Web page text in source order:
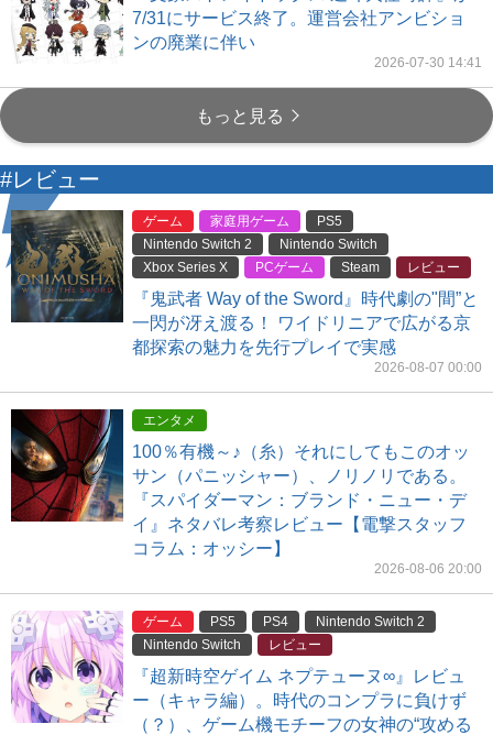
7/31にサービス終了。運営会社アンビショ
ンの廃業に伴い
2026-07-30 14:41
もっと見る
#レビュー
ゲーム 家庭用ゲーム
PS5
Nintendo Switch 2
Nintendo Switch
Xbox Series X
PCゲーム Steam レビュー
『鬼武者 Way of the Sword』時代劇の"間”と
一閃が冴え渡る！ ワイドリニアで広がる京
都探索の魅力を先行プレイで実感
2026-08-07 00:00
エンタメ
100％有機～♪（糸）それにしてもこのオッ
サン（パニッシャー）、ノリノリである。
『スパイダーマン：ブランド・ニュー・デ
イ』ネタバレ考察レビュー【電撃スタッフ
コラム：オッシー】
2026-08-06 20:00
ゲーム PS5 PS4
Nintendo Switch 2
Nintendo Switch
レビュー
『超新時空ゲイム ネプテューヌ∞』レビュ
ー（キャラ編）。時代のコンプラに負けず
（？）、ゲーム機モチーフの女神の“攻める